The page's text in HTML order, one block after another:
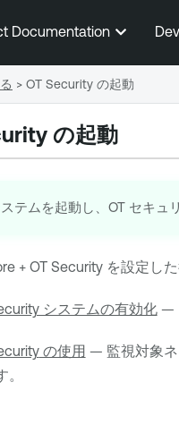
Documentation
の起動
テムを起動し、OT セキュ
+ OT Securityを設定し
システムの有効化—
の使用 — 監視対象ネ
。
> OT Security の起動